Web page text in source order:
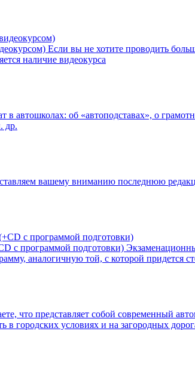
Если вы не хотите проводить
наличие видеокурса
в автошколах: об «автоподставах», о
др.
вашему вниманию последнюю
с программой подготовки)
аналогичную той, с которой придется
что представляет собой современный
в городских условиях и на загородных